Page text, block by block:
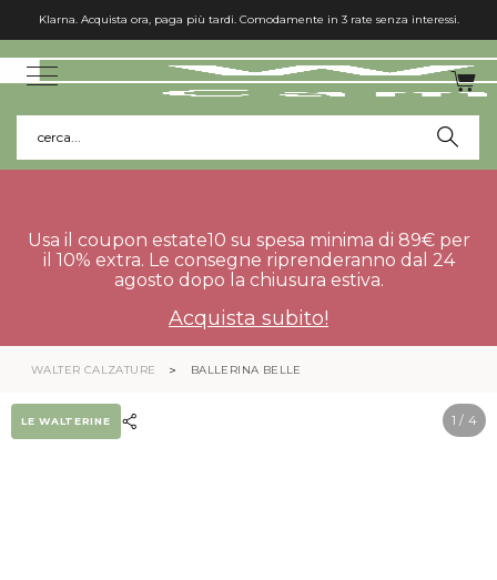
Klarna. Acquista ora, paga più tardi. Comodamente in 3 rate senza interessi.
cerca...
Usa il coupon estate10 su spesa minima di 89€ per
il 10% extra. Le consegne riprenderanno dal 24
agosto dopo la chiusura estiva.
Acquista subito!
WALTER CALZATURE BALLERINA BELLE
1 / 4
LE WALTERINE